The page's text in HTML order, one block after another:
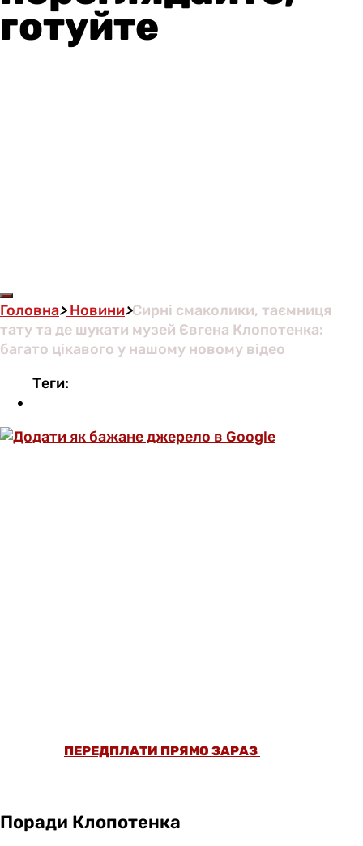
готуйте
Головна>Новини>Сирні смаколики, таємниця
тату та де шукати музей Євгена Клопотенка:
багато цікавого у нашому новому відео
Теги:
ПЕРЕДПЛАТИ ПРЯМО ЗАРАЗ
Поради Клопотенка